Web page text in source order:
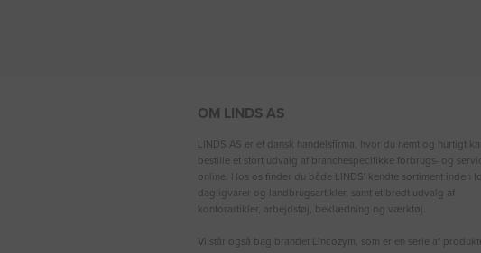
OM LINDS AS
LINDS AS er et dansk handelsfirma, hvor du nemt og hurtigt
bestille et stort udvalg af branchespecifikke forbrugs- og
online. Hos os finder du både LINDS′ kendte sortiment inden
dagligvarer og landbrugsartikler, samt et bredt udvalg af
kontorartikler, arbejdstøj, beklædning og værktøj.
Vi står også bag brandet Lincozym, som er en serie af